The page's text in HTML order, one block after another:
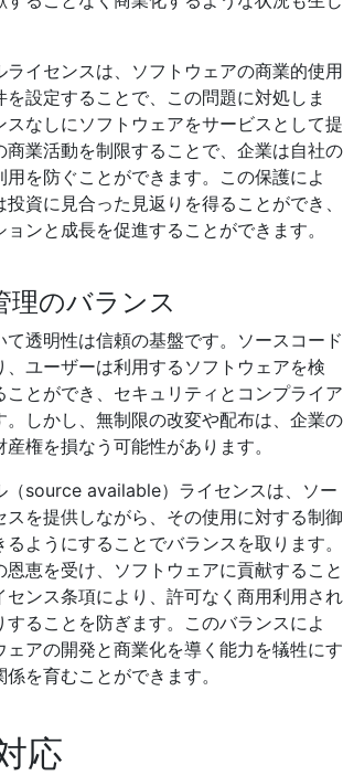
ライセンスは、ソフトウェアの商業的使用
設定することで、この問題に対処しま
スなしにソフトウェアをサービスとして提
商業活動を制限することで、企業は自社の
用を防ぐことができます。この保護によ
資に見合った見返りを得ることができ、
ンと成長を促進することができます。
理のバランス
て透明性は信頼の基盤です。ソースコード
、ユーザーは利用するソフトウェアを検
ことができ、セキュリティとコンプライア
。しかし、無制限の改変や配布は、企業の
権を損なう可能性があります。
（source available）ライセンスは、ソー
スを提供しながら、その使用に対する制御
ようにすることでバランスを取ります。
恵を受け、ソフトウェアに貢献すること
センス条項により、許可なく商用利用され
することを防ぎます。このバランスによ
ェアの開発と商業化を導く能力を犠牲にす
を育むことができます。
応